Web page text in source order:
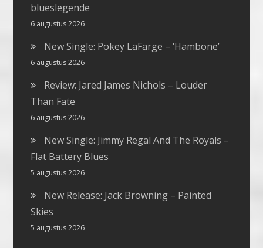
blueslegende
6 augustus 2026
New Single: Pokey LaFarge – ‘Hambone’
6 augustus 2026
Review: Jared James Nichols – Louder
Than Fate
6 augustus 2026
New Single: Jimmy Regal And The Royals –
Flat Battery Blues
5 augustus 2026
New Release: Jack Browning – Painted
Skies
5 augustus 2026